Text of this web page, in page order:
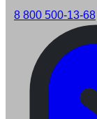
8 800 500-13-68